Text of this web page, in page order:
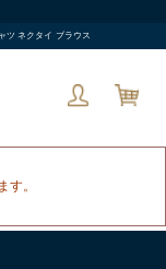
ツ ネクタイ ブラウス
す。